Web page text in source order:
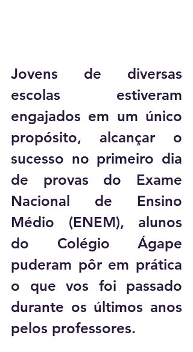
Jovens de diversas
escolas estiveram
engajados em um único
propósito, alcançar o
sucesso no primeiro dia
de provas do Exame
Nacional de Ensino
Médio (ENEM), alunos
do Colégio Ágape
puderam pôr em prática
o que vos foi passado
durante os últimos anos
pelos professores.